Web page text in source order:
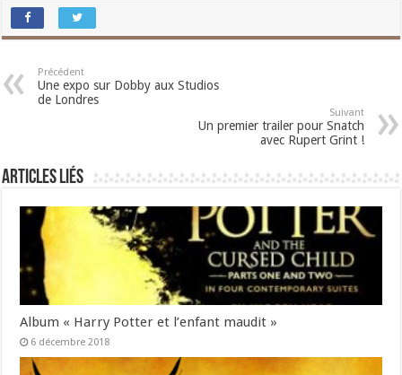
Précédent
Une expo sur Dobby aux Studios
de Londres
Suivant
Un premier trailer pour Snatch
avec Rupert Grint !
Articles liés
Album « Harry Potter et l’enfant maudit »
6 décembre 2018